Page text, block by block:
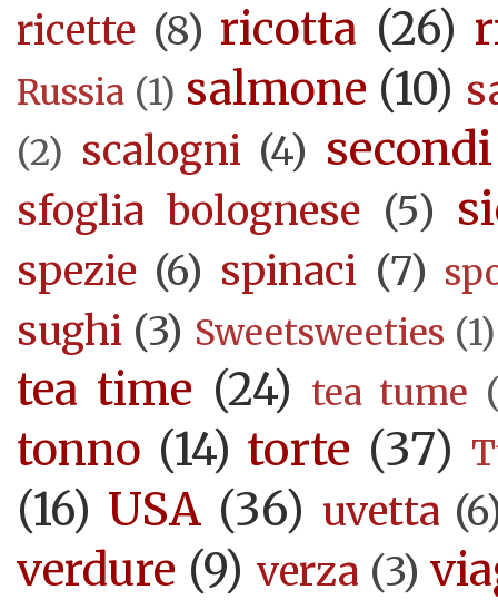
ricette (8) ricotta (26)
Russia (1) salmone (10)
(2) scalogni (4) secondi
sfoglia bolognese (5)
spezie (6) spinaci (7)
sughi (3) Sweetsweeties (1)
tea time (24) tea tume
tonno (14) torte (37)
(16) USA (36) uvetta
verdure (9) verza (3)